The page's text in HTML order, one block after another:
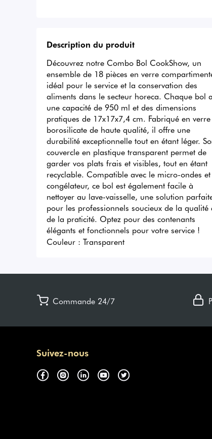
Description du produit
Découvrez notre Combo Bol CookShow, un
ensemble de 18 pièces en verre
idéal pour le service et la conservation des
aliments dans le secteur horeca. Chaque bol a
une capacité de 950 ml et des dimensions
pratiques de 17x17x7,4 cm. Fabriqué en verre
borosilicate de haute qualité, il offre une
durabilité exceptionnelle tout en étant léger.
couvercle en plastique transparent permet de
garder vos plats frais et visibles, tout en étant
recyclable. Compatible avec le micro-ondes
congélateur, ce bol est également facile à
nettoyer au lave-vaisselle, une solution
pour les professionnels soucieux de la qualité
de la praticité. Optez pour des contenants
élégants et fonctionnels pour votre service !
Couleur : Transparent
Commande 24/7
Suivez-nous